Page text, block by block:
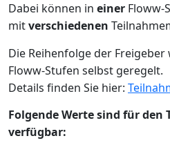
Dabei können in einer Floww-
mitverschiedenen
Die Reihenfolge der
Floww-Stufen selbst geregelt.
Details finden Sie hier:
Folgende Werte sind für den
verfügbar: